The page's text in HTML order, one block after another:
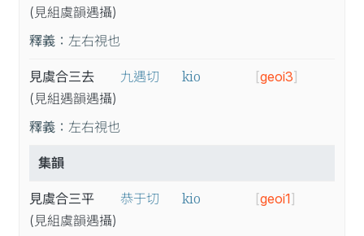
(見組虞韻遇攝)
釋義： 左右視也
見虞合三去
(見組遇韻遇攝)
九遇切 kio [geoi3]
釋義： 左右視也
集韻
見虞合三平
(見組虞韻遇攝)
恭于切 kio [geoi1]